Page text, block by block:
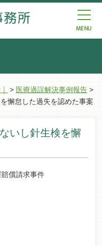
> 医療過誤解決事例報告 >
懈怠した過失を認めた事案
いし針生検を懈
償請求事件